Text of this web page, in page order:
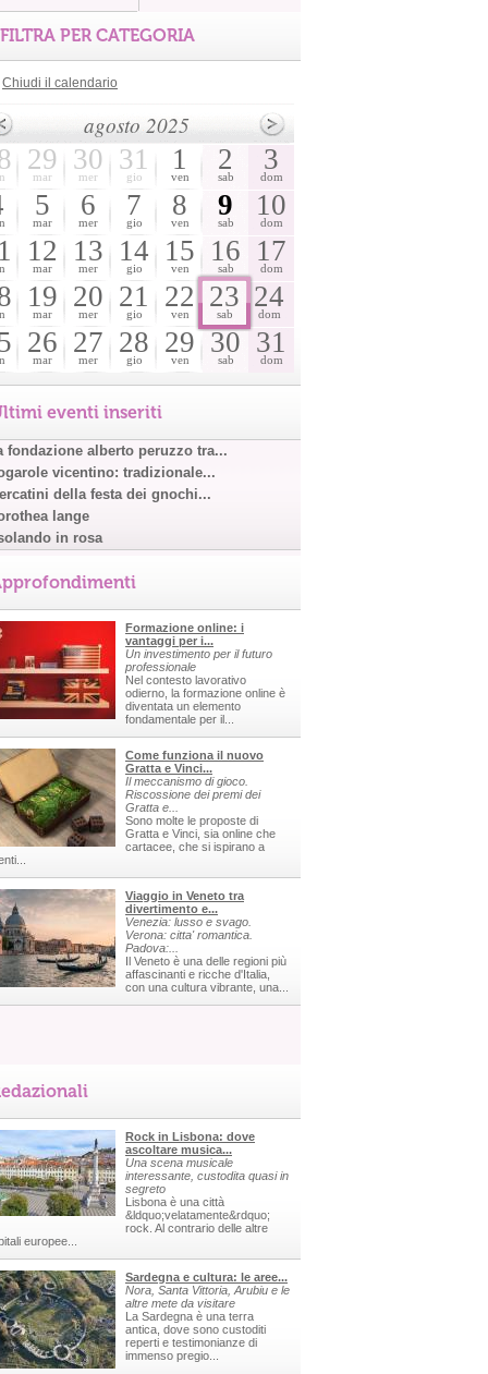
FILTRA PER CATEGORIA
Chiudi il calendario
agosto 2025
29
mar
30
mer
31
gio
1
ven
2
sab
3
dom
5
mar
6
mer
7
gio
8
ven
9
sab
10
dom
12
mar
13
mer
14
gio
15
ven
16
sab
17
dom
19
mar
20
mer
21
gio
22
ven
23
sab
24
dom
26
mar
27
mer
28
gio
29
ven
30
sab
31
dom
eventi inseriti
fondazione alberto peruzzo tra...
vicentino: tradizionale...
della festa dei gnochi...
lange
in rosa
Formazione online: i
vantaggi per i...
Un investimento per il futuro
professionale
Nel contesto lavorativo
odierno, la formazione online è
diventata un elemento
fondamentale per il...
Come funziona il nuovo
Gratta e Vinci...
Il meccanismo di gioco.
Riscossione dei premi dei
Gratta e...
Sono molte le proposte di
Gratta e Vinci, sia online che
cartacee, che si ispirano a
Viaggio in Veneto tra
divertimento e...
Venezia: lusso e svago.
Verona: citta' romantica.
Padova:...
Il Veneto è una delle regioni più
affascinanti e ricche d'Italia,
con una cultura vibrante, una...
Rock in Lisbona: dove
ascoltare musica...
Una scena musicale
interessante, custodita quasi in
segreto
Lisbona è una città
&ldquo;velatamente&rdquo;
rock. Al contrario delle altre
europee...
Sardegna e cultura: le aree...
Nora, Santa Vittoria, Arubiu e le
altre mete da visitare
La Sardegna è una terra
antica, dove sono custoditi
reperti e testimonianze di
immenso pregio...